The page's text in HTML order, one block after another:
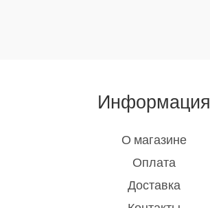
Информация
О магазине
Оплата
Доставка